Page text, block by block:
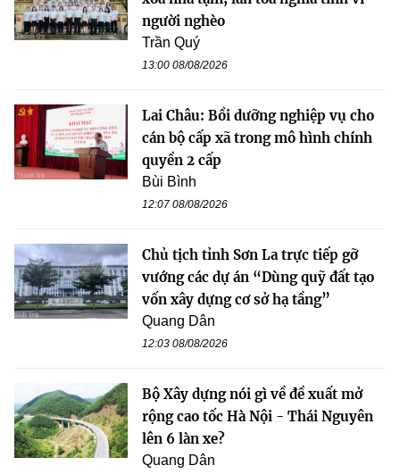
người nghèo
Trần Quý
13:00 08/08/2026
Lai Châu: Bồi dưỡng nghiệp vụ cho
cán bộ cấp xã trong mô hình chính
quyền 2 cấp
Bùi Bình
12:07 08/08/2026
Chủ tịch tỉnh Sơn La trực tiếp gỡ
vướng các dự án “Dùng quỹ đất tạo
vốn xây dựng cơ sở hạ tầng”
Quang Dân
12:03 08/08/2026
Bộ Xây dựng nói gì về đề xuất mở
rộng cao tốc Hà Nội - Thái Nguyên
lên 6 làn xe?
Quang Dân